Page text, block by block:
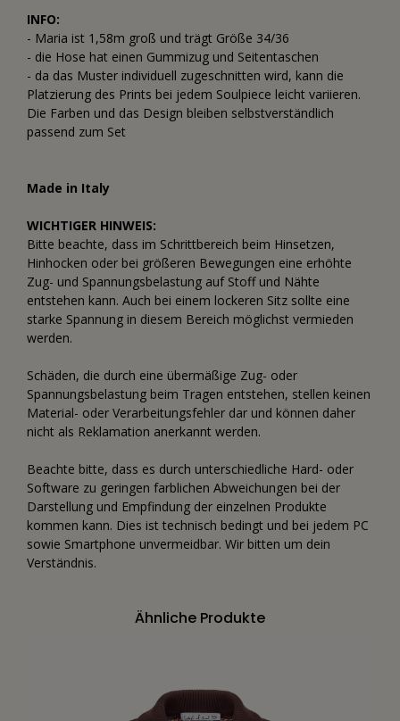
INFO:
- Maria ist 1,58m groß und trägt Größe 34/36
- die Hose hat einen Gummizug und Seitentaschen
- da das Muster individuell zugeschnitten wird, kann die
Platzierung des Prints bei jedem Soulpiece leicht variieren.
Die Farben und das Design bleiben selbstverständlich
passend zum Set
Made in Italy
WICHTIGER HINWEIS:
Bitte beachte, dass im Schrittbereich beim Hinsetzen,
Hinhocken oder bei größeren Bewegungen eine erhöhte
Zug- und Spannungsbelastung auf Stoff und Nähte
entstehen kann. Auch bei einem lockeren Sitz sollte eine
starke Spannung in diesem Bereich möglichst vermieden
werden.
Schäden, die durch eine übermäßige Zug- oder
Spannungsbelastung beim Tragen entstehen, stellen keinen
Material- oder Verarbeitungsfehler dar und können daher
nicht als Reklamation anerkannt werden.
Beachte bitte, dass es durch unterschiedliche Hard- oder
Software zu geringen farblichen Abweichungen bei der
Darstellung und Empfindung der einzelnen Produkte
kommen kann. Dies ist technisch bedingt und bei jedem PC
sowie Smartphone unvermeidbar. Wir bitten um dein
Verständnis.
Ähnliche Produkte